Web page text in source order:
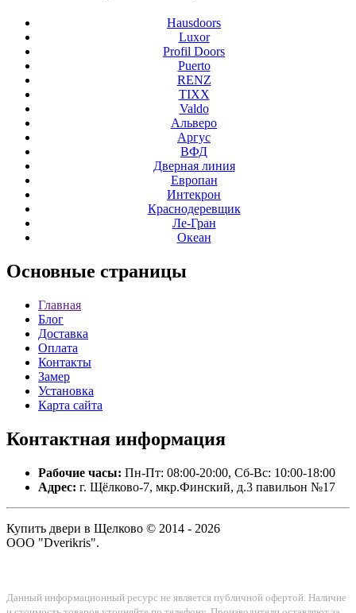
Hausdoors
Luxor
Profil Doors
Puerto
RENZ
TIXX
Valdo
Альверо
Аргус
ВФД
Дверная линия
Европан
Интекрон
Краснодеревщик
Ле-Гран
Океан
Основные страницы
Главная
Блог
Доставка
Оплата
Контакты
Замер
Установка
Карта сайта
Контактная информация
Рабочие часы: Пн-Пт: 08:00-20:00, Сб-Вс: 10:00-18:00
Адрес: г. Щёлково-7, мкр.Финский, д.3 павильон №17
Купить двери в Щелково © 2014 - 2026
ООО "Dverikris".
Данный информационный ресурс не является публичной офертой. Наличие